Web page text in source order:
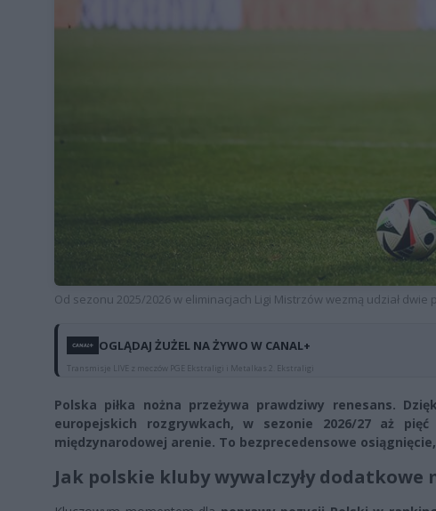
Od sezonu 2025/2026 w eliminacjach Ligi Mistrzów wezmą udział
OGLĄDAJ ŻUŻEL NA ŻYWO W CANAL+
Transmisje LIVE z meczów PGE Ekstraligi i Metalkas 2. Ekstraligi
Polska piłka nożna przeżywa prawdziwy renesans.
europejskich rozgrywkach, w sezonie 2026/27 aż
międzynarodowej arenie. To bezprecedensowe
Jak polskie kluby wywalczyły dodatkowe